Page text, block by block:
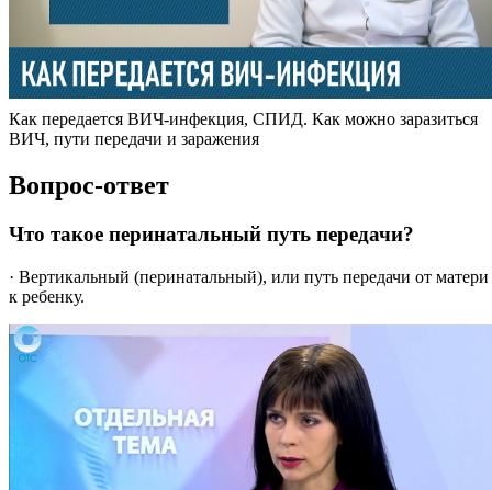
Как передается ВИЧ-инфекция, СПИД. Как можно заразиться
ВИЧ, пути передачи и заражения
Вопрос-ответ
Что такое перинатальный путь передачи?
· Вертикальный (перинатальный), или путь передачи от матери
к ребенку.